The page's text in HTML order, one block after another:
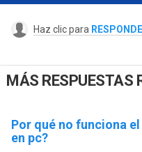
Haz clic para
MÁS RESPUESTAS
Por qué no funciona
en pc?